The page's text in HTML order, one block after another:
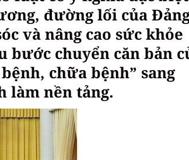
đường lối của
và nâng cao sức khỏe
chuyển căn bản
chữa bệnh” sang
làm nền tảng.